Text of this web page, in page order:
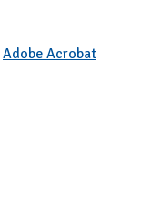
Adobe Acrobat